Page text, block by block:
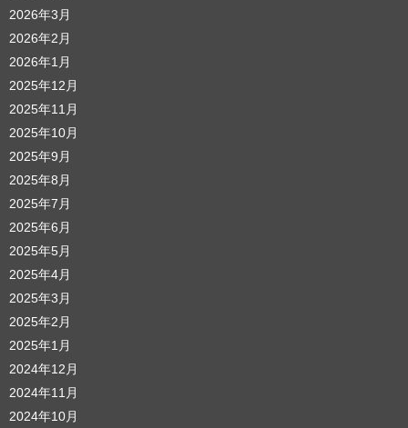
2026年3月
2026年2月
2026年1月
2025年12月
2025年11月
2025年10月
2025年9月
2025年8月
2025年7月
2025年6月
2025年5月
2025年4月
2025年3月
2025年2月
2025年1月
2024年12月
2024年11月
2024年10月